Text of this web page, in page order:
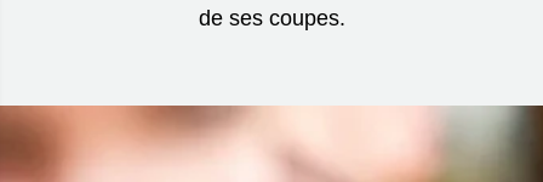
de ses coupes.